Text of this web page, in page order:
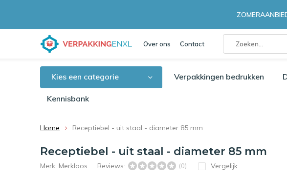
Over ons Contact
Kies een categorie Verpakkingen bedrukken
Kennisbank
Home Receptiebel - uit staal - diameter 85 mm
Receptiebel - uit staal - diameter 85 mm
Merk: Merkloos Reviews: (0) Vergelijk